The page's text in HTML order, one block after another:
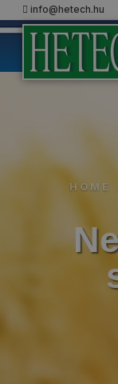
info@hetech.hu
HOME